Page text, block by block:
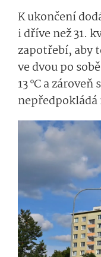
K ukončení
i dříve než 31.
zapotřebí, aby
ve dvou po
13 °C a